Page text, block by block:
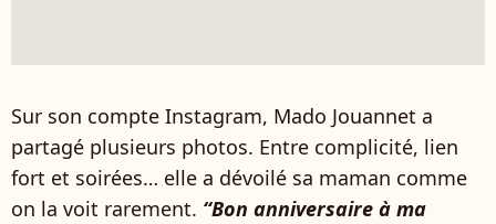
Sur son compte Instagram, Mado Jouannet a
partagé plusieurs photos. Entre complicité, lien
fort et soirées… elle a dévoilé sa maman comme
on la voit rarement. “Bon anniversaire à ma